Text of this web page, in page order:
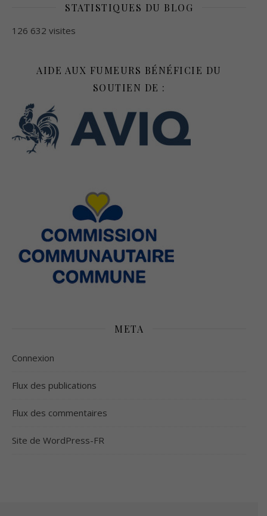
STATISTIQUES DU BLOG
126 632 visites
AIDE AUX FUMEURS BÉNÉFICIE DU
SOUTIEN DE :
META
Connexion
Flux des publications
Flux des commentaires
Site de WordPress-FR